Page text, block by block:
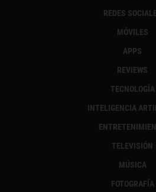
REDES
MÓVILES
APPS
REVIEWS
TECNOLOGÍA
INTELIGENCIA
TELEVISIÓN
MÚSICA
FOTOGRAFÍA